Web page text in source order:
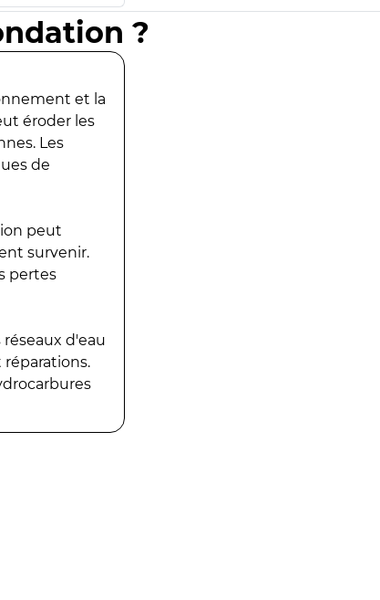
?
et la
éroder les
Les
de
peut
survenir.
pertes
d'eau